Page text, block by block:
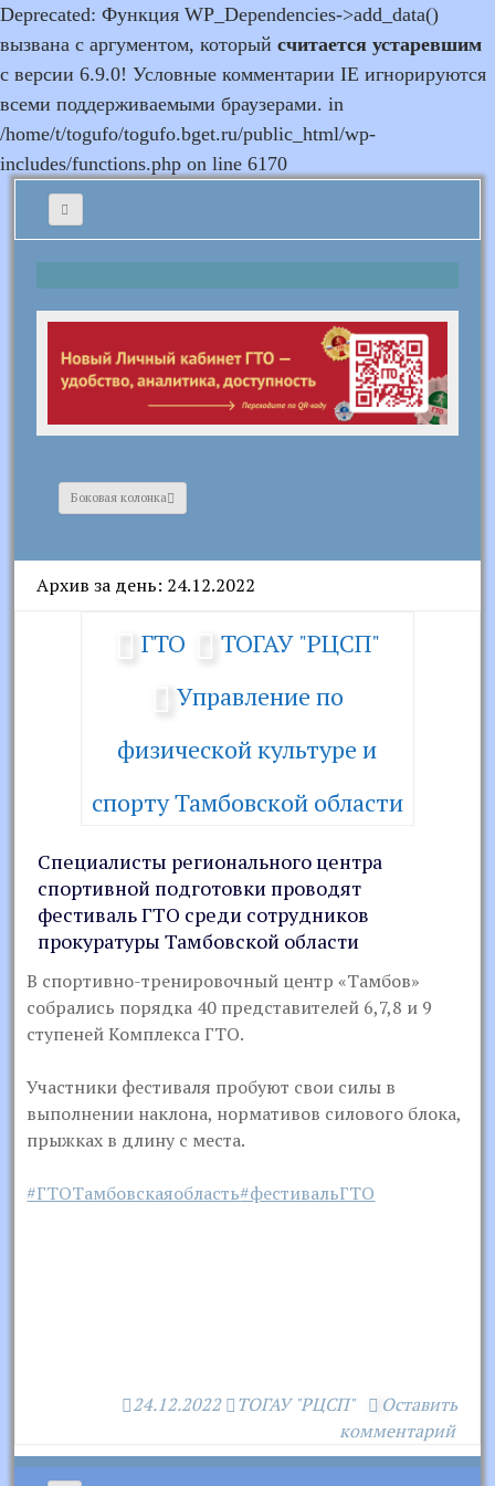
Deprecated: Функция WP_Dependencies->add_data()
вызвана с аргументом, который считается устаревшим
с версии 6.9.0! Условные комментарии IE игнорируются
всеми поддерживаемыми браузерами. in
/home/t/togufo/togufo.bget.ru/public_html/wp-
includes/functions.php on line 6170
Боковая колонка
Архив за день: 24.12.2022
ГТО
ТОГАУ "РЦСП"
Управление по
физической культуре и
спорту Тамбовской области
Специалисты регионального центра
спортивной подготовки проводят
фестиваль ГТО среди сотрудников
прокуратуры Тамбовской области
В спортивно-тренировочный центр «Тамбов»
собрались порядка 40 представителей 6,7,8 и 9
ступеней Комплекса ГТО.
Участники фестиваля пробуют свои силы в
выполнении наклона, нормативов силового блока,
прыжках в длину с места.
#ГТОТамбовскаяобласть#фестивальГТО
24.12.2022 ТОГАУ "РЦСП"
Оставить
комментарий